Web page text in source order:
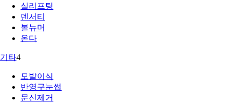
실리프팅
덴서티
볼뉴머
온다
기타4
모발이식
반영구눈썹
문신제거